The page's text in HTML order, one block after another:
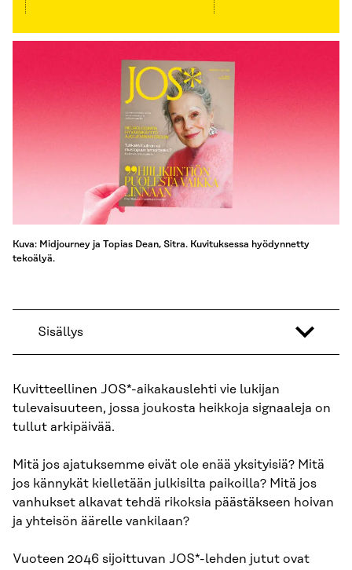
Kuva: Midjourney ja Topias Dean, Sitra. Kuvituksessa hyödynnetty
tekoälyä.
Sisällys
Kuvitteellinen JOS*-aikakauslehti vie lukijan
tulevaisuuteen, jossa joukosta heikkoja signaaleja on
tullut arkipäivää.
Mitä jos ajatuksemme eivät ole enää yksityisiä? Mitä
jos kännykät kielletään julkisilta paikoilla? Mitä jos
vanhukset alkavat tehdä rikoksia päästäkseen hoivan
ja yhteisön äärelle vankilaan?
Vuoteen 2046 sijoittuvan JOS*-lehden jutut ovat